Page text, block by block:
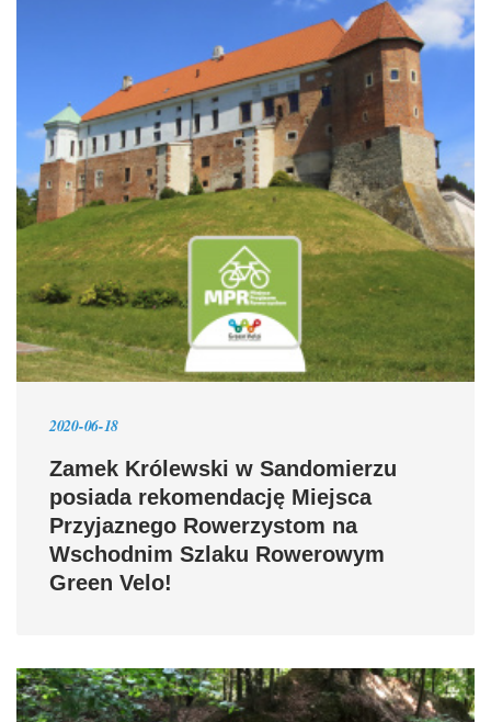
2020-06-18
Zamek Królewski w Sandomierzu
posiada rekomendację Miejsca
Przyjaznego Rowerzystom na
Wschodnim Szlaku Rowerowym
Green Velo!